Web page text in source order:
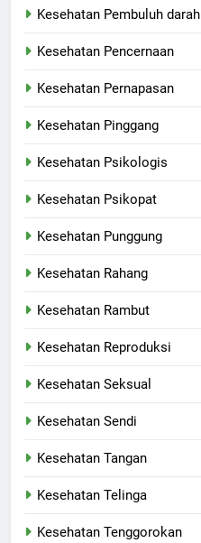
Kesehatan Pembuluh darah
Kesehatan Pencernaan
Kesehatan Pernapasan
Kesehatan Pinggang
Kesehatan Psikologis
Kesehatan Psikopat
Kesehatan Punggung
Kesehatan Rahang
Kesehatan Rambut
Kesehatan Reproduksi
Kesehatan Seksual
Kesehatan Sendi
Kesehatan Tangan
Kesehatan Telinga
Kesehatan Tenggorokan